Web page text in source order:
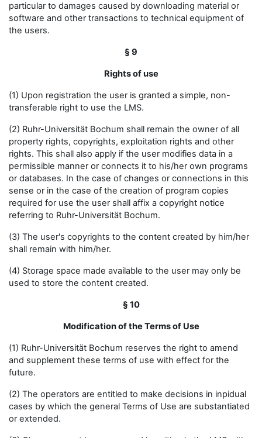
particular to damages caused by downloading material or
software and other transactions to technical equipment of
the users.
§ 9
Rights of use
(1) Upon registration the user is granted a simple, non-
transferable right to use the LMS.
(2) Ruhr-Universität Bochum shall remain the owner of all
property rights, copyrights, exploitation rights and other
rights. This shall also apply if the user modifies data in a
permissible manner or connects it to his/her own programs
or databases. In the case of changes or connections in this
sense or in the case of the creation of program copies
required for use the user shall affix a copyright notice
referring to Ruhr-Universität Bochum.
(3) The user's copyrights to the content created by him/her
shall remain with him/her.
(4) Storage space made available to the user may only be
used to store the content created.
§ 10
Modification of the Terms of Use
(1) Ruhr-Universität Bochum reserves the right to amend
and supplement these terms of use with effect for the
future.
(2) The operators are entitled to make decisions in inpidual
cases by which the general Terms of Use are substantiated
or extended.